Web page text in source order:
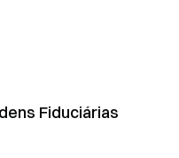
Fiduciárias